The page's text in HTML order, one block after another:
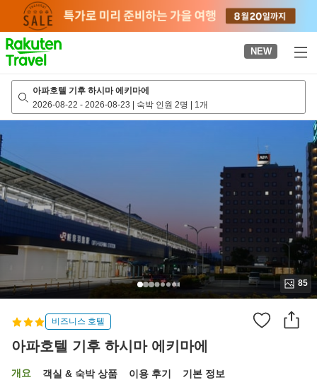
page
NEW
아파호텔 기후 하시마 에키마에
2026-08-22 - 2026-08-23 | 숙박 인원 2명 | 1개
85
비즈니스 호텔
아파호텔 기후 하시마 에키마에
개요 객실 & 숙박 상품 이용 후기 기본 정보